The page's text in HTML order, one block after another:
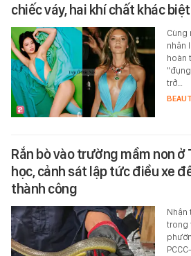
chiếc váy, hai khí chất khác
Cùng
nhân
hoàn
trở…
Rắn bò vào trường mầm non ở
học, cảnh sát lập tức điều xe
thành công
Nhận
trong